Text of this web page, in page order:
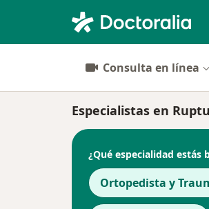
Consulta en línea
Especialistas en
¿Qué especialidad estás
Ortopedista y